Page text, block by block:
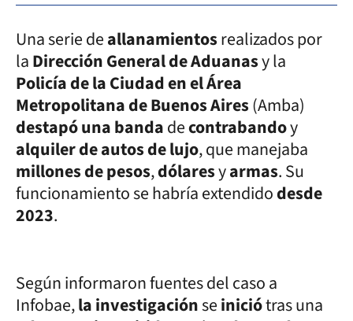
Una serie deallanamientosrealizados por
laDirección General de Aduanasy la
Policía de la Ciudad en el Área
Metropolitana de Buenos Aires(Amba)
destapó una bandadecontrabandoy
alquiler de autos de lujo, que manejaba
millones de pesos,dólaresyarmas. Su
funcionamiento se habría extendidodesde
2023.
Según informaron fuentes del caso a
Infobae,la investigaciónseiniciótras una